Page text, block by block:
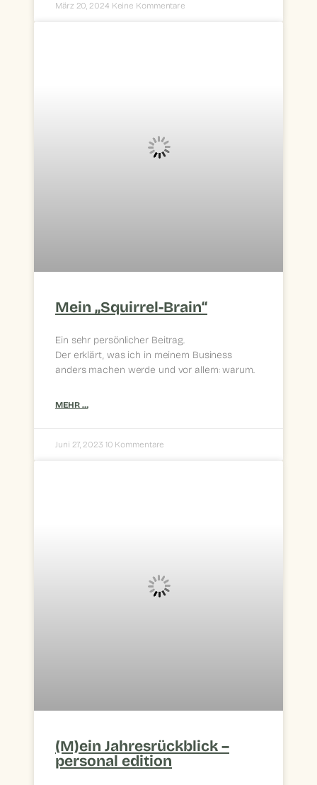
März 20, 2024 Keine Kommentare
Mein „Squirrel-Brain“
Ein sehr persönlicher Beitrag.
Der erklärt, was ich in meinem Business
anders machen werde und vor allem: warum.
MEHR …
Juni 27, 2023 10 Kommentare
(M)ein Jahresrückblick –
personal edition